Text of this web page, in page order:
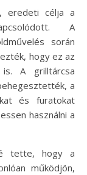
eredeti célja a
A
során
hogy ez az
A grilltárcsa
a
és furatokat
használni a
tette, hogy a
működjön,